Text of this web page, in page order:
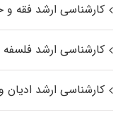
کارشناسی ارشد فقه و
کارشناسی ارشد فلسفه
کارشناسی ارشد